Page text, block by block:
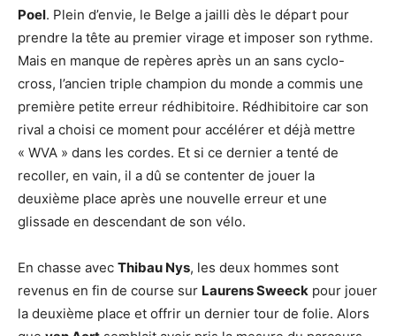
Poel. Plein d’envie, le Belge a jailli dès le départ pour
prendre la tête au premier virage et imposer son rythme.
Mais en manque de repères après un an sans cyclo-
cross, l’ancien triple champion du monde a commis une
première petite erreur rédhibitoire. Rédhibitoire car son
rival a choisi ce moment pour accélérer et déjà mettre
« WVA » dans les cordes. Et si ce dernier a tenté de
recoller, en vain, il a dû se contenter de jouer la
deuxième place après une nouvelle erreur et une
glissade en descendant de son vélo.
En chasse avec Thibau Nys, les deux hommes sont
revenus en fin de course sur Laurens Sweeck pour jouer
la deuxième place et offrir un dernier tour de folie. Alors